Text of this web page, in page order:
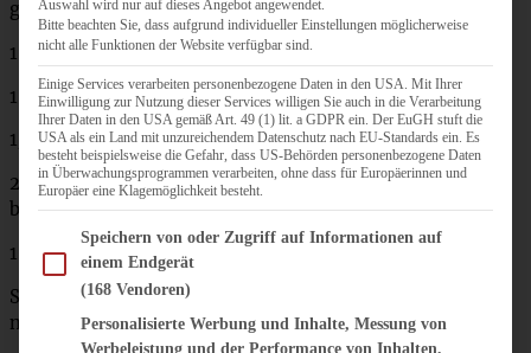
geriebener Ingwer nach Belieben
1 EL Butter
1 Messerspitze Cayennepfeffer
1/2 l Gemüsebrühe
200 ml frisch gepresster Orangensaft, schmeckt wirklich
besser, gekaufter tut es aber auch!
150 ml Sahne
Salz, Pfeffer, Paprika edelsüß, gehackte Petersilie. Evtl.
noch etwas Sahne
Auswahl wird nur auf dieses Angebot angewendet.
Bitte beachten Sie, dass aufgrund individueller Einstellungen möglicherweise
nicht alle Funktionen der Website verfügbar sind.
Einige Services verarbeiten personenbezogene Daten in den USA. Mit Ihrer
Einwilligung zur Nutzung dieser Services willigen Sie auch in die Verarbeitung
Ihrer Daten in den USA gemäß Art. 49 (1) lit. a GDPR ein. Der EuGH stuft die
USA als ein Land mit unzureichendem Datenschutz nach EU-Standards ein. Es
besteht beispielsweise die Gefahr, dass US-Behörden personenbezogene Daten
in Überwachungsprogrammen verarbeiten, ohne dass für Europäerinnen und
Europäer eine Klagemöglichkeit besteht.
Im Folgenden finden Sie eine Liste der Zwecke des IAB Transparency and Consent
Speichern von oder Zugriff auf Informationen auf
einem Endgerät
(168 Vendoren)
Personalisierte Werbung und Inhalte, Messung von
Werbeleistung und der Performance von Inhalten,